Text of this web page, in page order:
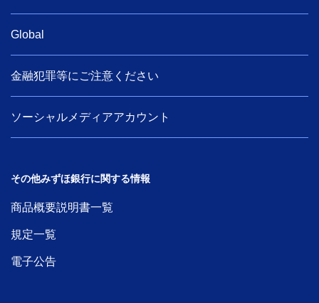
Global
金融犯罪等にご注意ください
ソーシャルメディアアカウント
その他みずほ銀行に関する情報
商品概要説明書一覧
規定一覧
電子公告